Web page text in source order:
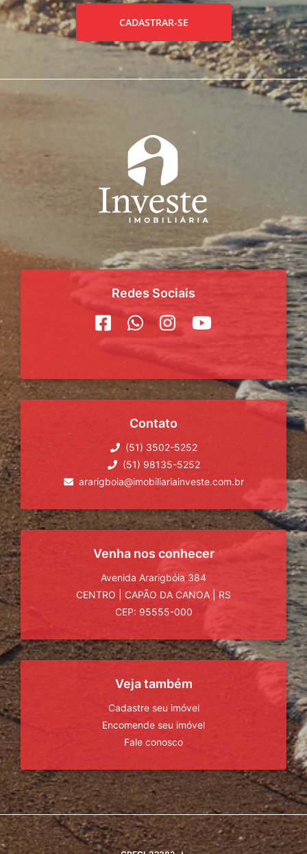
CADASTRAR-SE
Redes Sociais
Contato
(51) 3502-5252
(51) 98135-5252
ararigboia@imobiliariainveste.com.br
Venha nos conhecer
Avenida Ararigbóia 384
CENTRO
CAPÃO DA CANOA
RS
CEP: 95555-000
Veja também
Cadastre seu imóvel
Encomende seu imóvel
Fale conosco